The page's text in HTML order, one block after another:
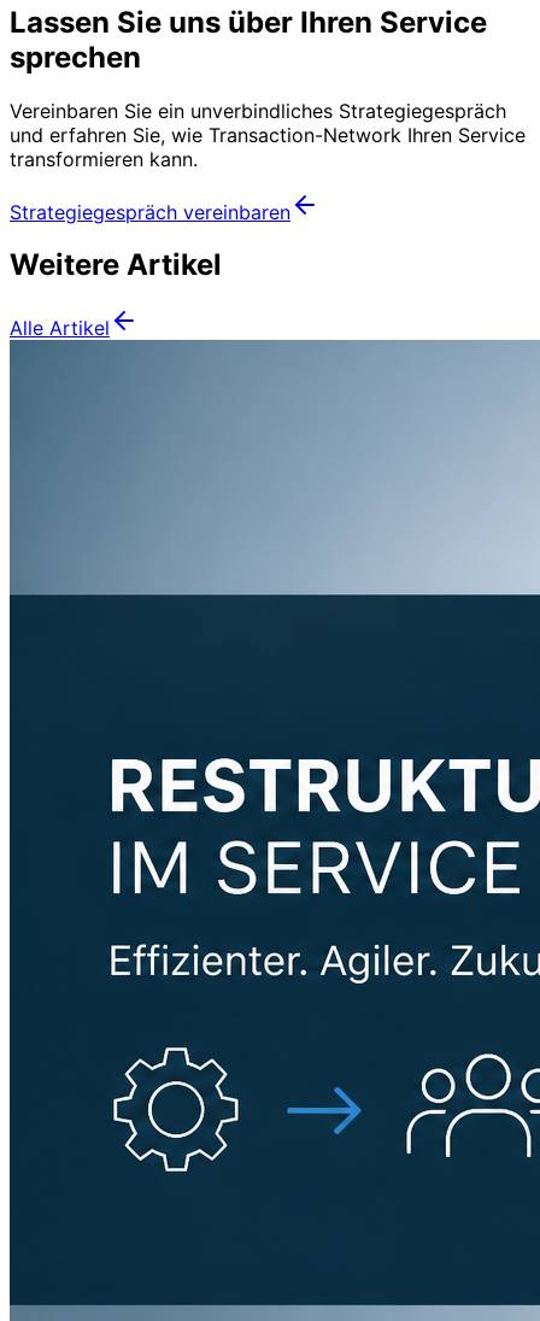
Lassen Sie uns über Ihren Service
sprechen
Vereinbaren Sie ein unverbindliches Strategiegespräch
und erfahren Sie, wie Transaction-Network Ihren Service
transformieren kann.
Strategiegespräch vereinbaren
Weitere Artikel
Alle Artikel